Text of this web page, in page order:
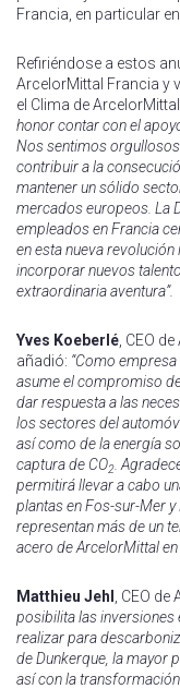
Francia, en particular
Refiriéndose a estos
ArcelorMittal Francia y
el Clima de
honor contar con el
Nos sentimos
contribuir a la
mantener un sólido
mercados europeos. La
empleados en Francia
en esta nueva
incorporar nuevos
extraordinaria aventura”.
Yves Koeberlé , CEO
añadió: “Como
asume el compromiso
dar respuesta a las
los sectores del
así como de la energía
captura de CO2 .
permitirá llevar a cabo
plantas en Fos-sur-Mer y
representan más de un
acero de ArcelorMittal en
Matthieu Jehl , CEO
posibilita las inversiones
realizar para
de Dunkerque, la mayor
así con la